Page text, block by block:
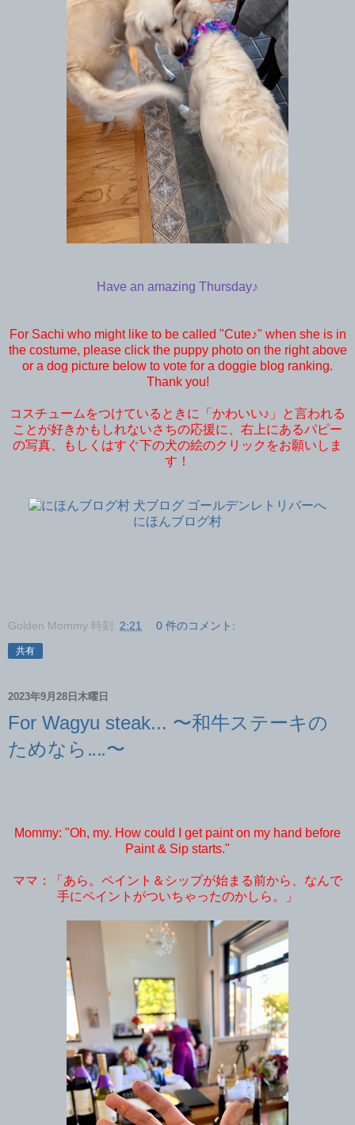
Have an amazing Thursday♪
For Sachi who might like to be called "Cute♪" when she is in
the costume, please click the puppy photo on the right above
or a dog picture below to vote for a doggie blog ranking.
Thank you!
コスチュームをつけているときに「かわいい♪」と言われる
ことが好きかもしれないさちの応援に、右上にあるパピー
の写真、もしくはすぐ下の犬の絵のクリックをお願いしま
す！
にほんブログ村
Golden Mommy 時刻: 2:21 0 件のコメント:
共有
2023年9月28日木曜日
For Wagyu steak... 〜和牛ステーキの
ためなら‥‥〜
Mommy: "Oh, my. How could I get paint on my hand before
Paint & Sip starts."
ママ：「あら。ペイント＆シップが始まる前から、なんで
手にペイントがついちゃったのかしら。」